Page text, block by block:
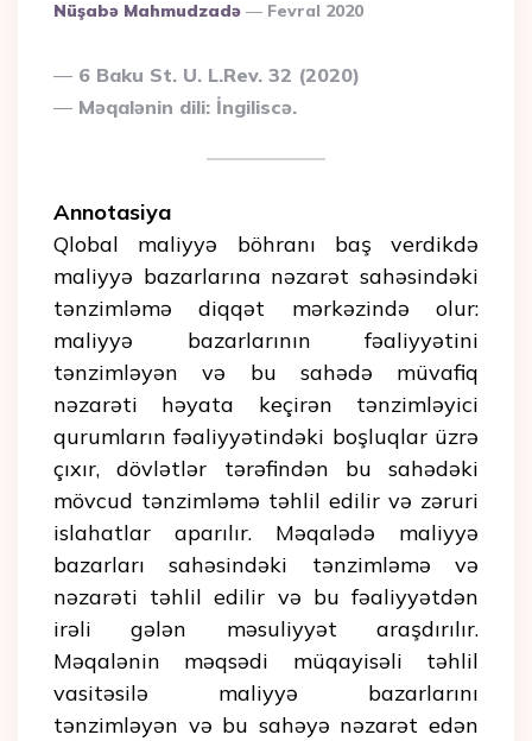
Posted
Nüşabə Mahmudzadə Fevral 2020
6 Baku St. U. L.Rev. 32 (2020)
Məqalənin dili: İngiliscə.
Annotasiya
Qlobal maliyyə böhranı baş verdikdə
maliyyə bazarlarına nəzarət sahəsindəki
tənzimləmə diqqət mərkəzində olur:
maliyyə bazarlarının fəaliyyətini
tənzimləyən və bu sahədə müvafiq
nəzarəti həyata keçirən tənzimləyici
qurumların fəaliyyətindəki boşluqlar üzrə
çıxır, dövlətlər tərəfindən bu sahədəki
mövcud tənzimləmə təhlil edilir və zəruri
islahatlar aparılır. Məqalədə maliyyə
bazarları sahəsindəki tənzimləmə və
nəzarəti təhlil edilir və bu fəaliyyətdən
irəli gələn məsuliyyət araşdırılır.
Məqalənin məqsədi müqayisəli təhlil
vasitəsilə maliyyə bazarlarını
tənzimləyən və bu sahəyə nəzarət edən